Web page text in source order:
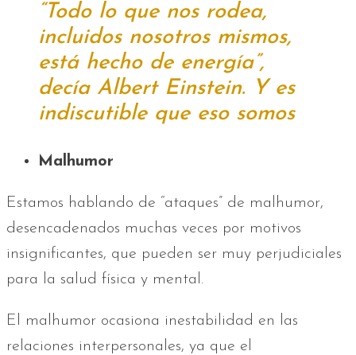
“Todo lo que nos rodea,
incluidos nosotros mismos,
está hecho de energía”,
decía Albert Einstein. Y es
indiscutible que eso somos
Malhumor
Estamos hablando de “ataques” de malhumor,
desencadenados muchas veces por motivos
insignificantes, que pueden ser muy perjudiciales
para la salud física y mental.
El malhumor ocasiona inestabilidad en las
relaciones interpersonales, ya que el